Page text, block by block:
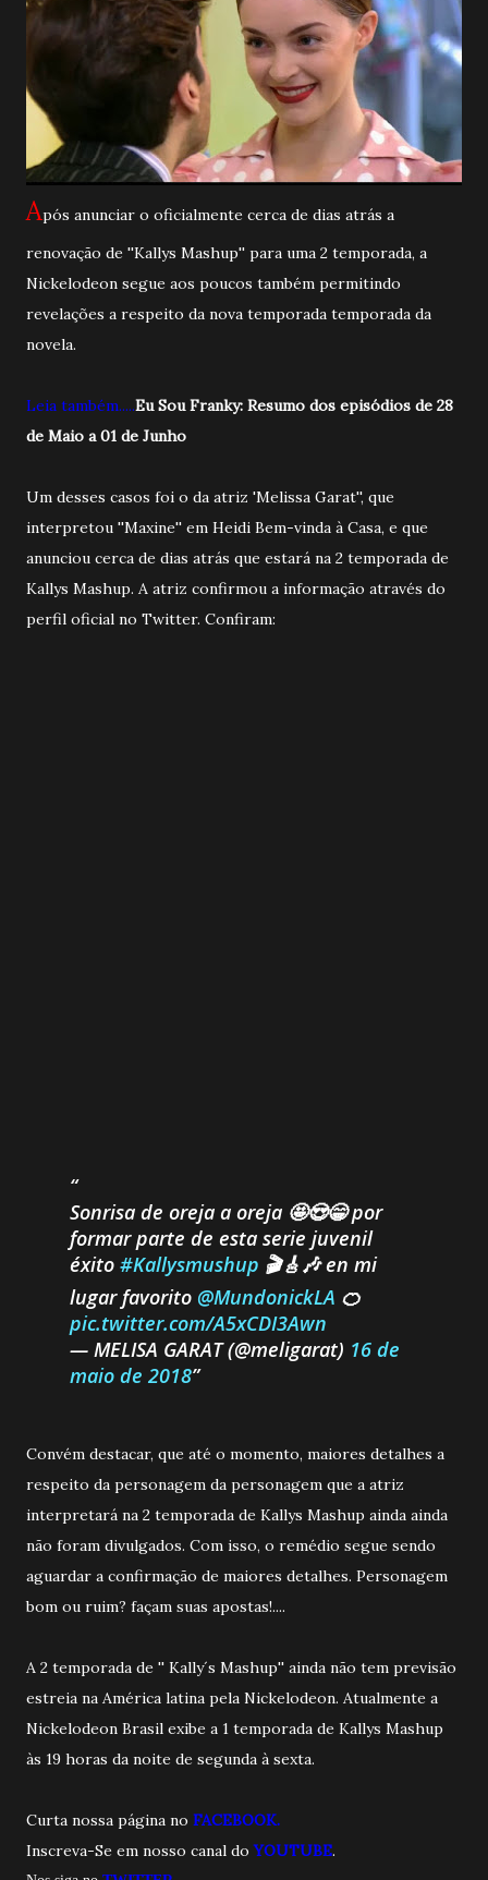
Após anunciar o oficialmente cerca de dias atrás a
renovação de ''Kallys Mashup'' para uma 2 temporada, a
Nickelodeon segue aos poucos também permitindo
revelações a respeito da nova temporada temporada da
novela.
Leia também.....Eu Sou Franky: Resumo dos episódios de 28
de Maio a 01 de Junho
Um desses casos foi o da atriz 'Melissa Garat'', que
interpretou ''Maxine'' em Heidi Bem-vinda à Casa, e que
anunciou cerca de dias atrás que estará na 2 temporada de
Kallys Mashup. A atriz confirmou a informação através do
perfil oficial no Twitter. Confiram:
Sonrisa de oreja a oreja 🤩😍😁 por
formar parte de esta serie juvenil
éxito #Kallysmushup 🎬🎸🎶 en mi
lugar favorito @MundonickLA 🍊
pic.twitter.com/A5xCDI3Awn
— MELISA GARAT (@meligarat) 16 de
maio de 2018
Convém destacar, que até o momento, maiores detalhes a
respeito da personagem da personagem que a atriz
interpretará na 2 temporada de Kallys Mashup ainda ainda
não foram divulgados. Com isso, o remédio segue sendo
aguardar a confirmação de maiores detalhes. Personagem
bom ou ruim? façam suas apostas!....
A 2 temporada de '' Kally´s Mashup'' ainda não tem previsão
estreia na América latina pela Nickelodeon. Atualmente a
Nickelodeon Brasil exibe a 1 temporada de Kallys Mashup
às 19 horas da noite de segunda à sexta.
Curta nossa página no FACEBOOK.
Inscreva-Se em nosso canal do YOUTUBE.